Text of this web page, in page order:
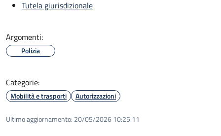
Tutela giurisdizionale
Argomenti:
Polizia
Categorie:
Mobilità e trasporti Autorizzazioni
Ultimo aggiornamento: 20/05/2026 10:25.11